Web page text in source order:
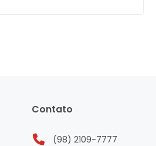
Contato
(98) 2109-7777